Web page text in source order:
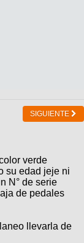
SIGUIENTE
verde
su edad jeje ni
N° de serie
de pedales
llevarla de